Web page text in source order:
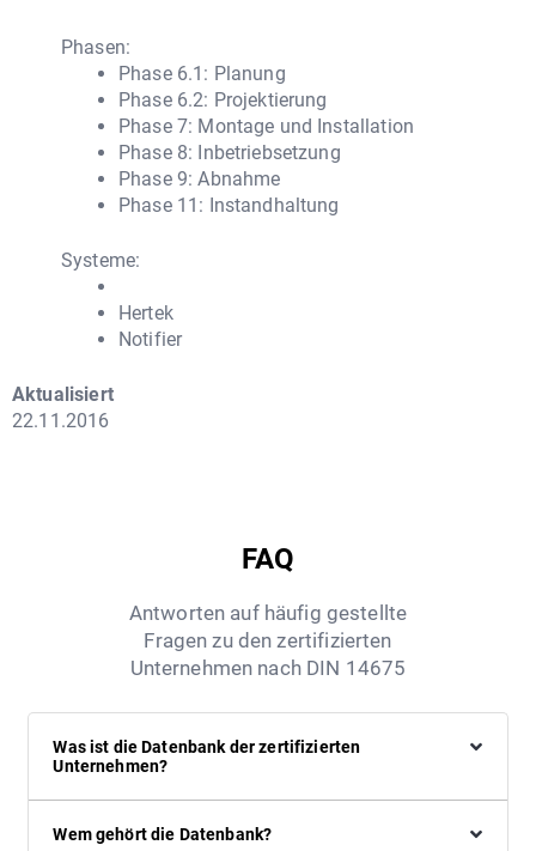
Phasen:
Phase 6.1: Planung
Phase 6.2: Projektierung
Phase 7: Montage und Installation
Phase 8: Inbetriebsetzung
Phase 9: Abnahme
Phase 11: Instandhaltung
Systeme:
Hertek
Notifier
Aktualisiert
22.11.2016
FAQ
Antworten auf häufig gestellte
Fragen zu den zertifizierten
Unternehmen nach DIN 14675
Was ist die Datenbank der zertifizierten
Unternehmen?
Wem gehört die Datenbank?